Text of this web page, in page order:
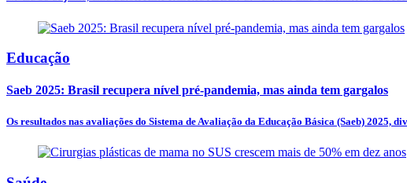
Educação
Saeb 2025: Brasil recupera nível pré-pandemia, mas ainda tem gargalos
Os resultados nas avaliações do Sistema de Avaliação da Educação Básica (Saeb) 2025,